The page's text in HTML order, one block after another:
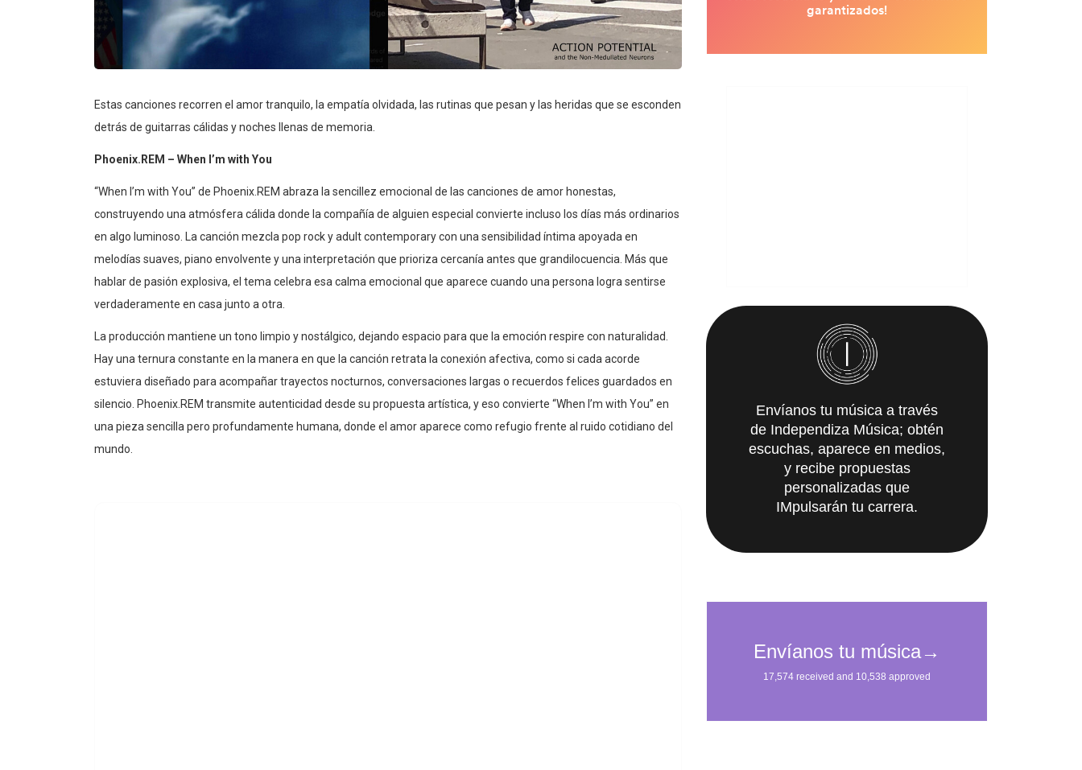
Estas canciones recorren el amor tranquilo, la empatía olvidada, las rutinas que pesan y las heridas que se esconden
detrás de guitarras cálidas y noches llenas de memoria.
construyendo una atmósfera cálida donde la compañía de alguien especial convierte incluso los días más ordinarios
en algo luminoso. La canción mezcla pop rock y adult contemporary con una sensibilidad íntima apoyada en
melodías suaves, piano envolvente y una interpretación que prioriza cercanía antes que grandilocuencia. Más que
hablar de pasión explosiva, el tema celebra esa calma emocional que aparece cuando una persona logra sentirse
verdaderamente en casa junto a otra.
La producción mantiene un tono limpio y nostálgico, dejando espacio para que la emoción respire con naturalidad.
Hay una ternura constante en la manera en que la canción retrata la conexión afectiva, como si cada acorde
estuviera diseñado para acompañar trayectos nocturnos, conversaciones largas o recuerdos felices guardados en
silencio. Phoenix.REM transmite autenticidad desde su propuesta artística, y eso convierte “When I’m with You” en
una pieza sencilla pero profundamente humana, donde el amor aparece como refugio frente al ruido cotidiano del
Envíanos tu música a través
de Independiza Música; obtén
escuchas, aparece en medios,
y recibe propuestas
personalizadas que
IMpulsarán tu carrera.